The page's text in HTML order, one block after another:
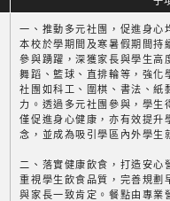
一、推動多元社團，促進身心
本校於學期間及寒暑假期間持
參與踴躍，深獲家長與學生高
舞蹈、籃球、直排輪等，強化
社團如科工、圍棋、書法、紙
力。透過多元社團參與，學生
僅促進身心健康，亦有效提升
念，並成為吸引學區內外學生
二、落實健康飲食，打造安心
重視學生飲食品質，完善規劃
與家長一致肯定。餐點由專業